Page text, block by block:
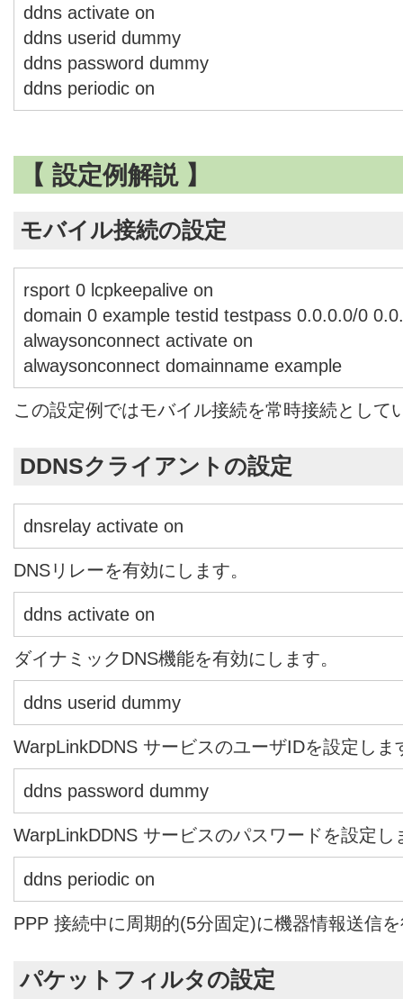
ddns activate on
ddns userid dummy
ddns password dummy
ddns periodic on
【 設定例解説 】
モバイル接続の設定
rsport 0 lcpkeepalive on
domain 0 example testid testpass 0.0.0.0/0
alwaysonconnect activate on
alwaysonconnect domainname example
この設定例ではモバイル接続を常時接続として
DDNSクライアントの設定
dnsrelay activate on
DNSリレーを有効にします。
ddns activate on
ダイナミックDNS機能を有効にします。
ddns userid dummy
WarpLinkDDNS サービスのユーザIDを設定しま
ddns password dummy
WarpLinkDDNS サービスのパスワードを設定し
ddns periodic on
PPP 接続中に周期的(5分固定)に機器情報送信
パケットフィルタの設定